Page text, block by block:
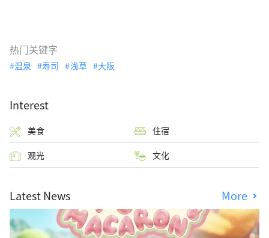
热门关键字
温泉 寿司 浅草 大阪
Interest
美食 住宿
观光 文化
Latest News More